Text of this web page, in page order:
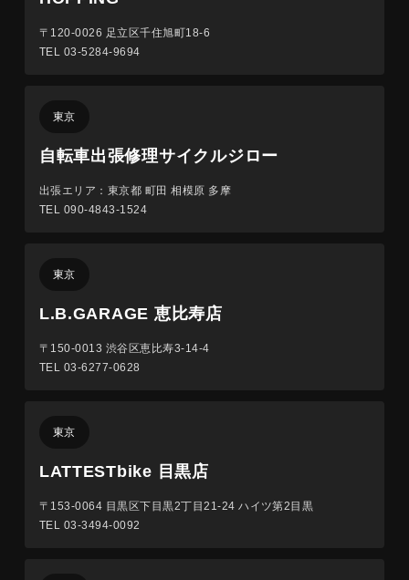
〒120-0026 足立区千住旭町18-6
TEL 03-5284-9694
東京
自転車出張修理サイクルジロー
出張エリア：東京都 町田 相模原 多摩
TEL 090-4843-1524
東京
L.B.GARAGE 恵比寿店
〒150-0013 渋谷区恵比寿3-14-4
TEL 03-6277-0628
東京
LATTESTbike 目黒店
〒153-0064 目黒区下目黒2丁目21-24 ハイツ第2目黒
TEL 03-3494-0092